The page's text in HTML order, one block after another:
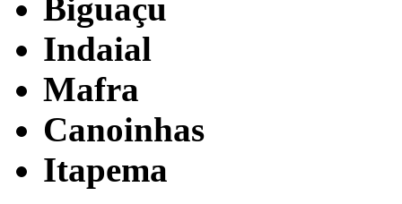
Biguaçu
Indaial
Mafra
Canoinhas
Itapema